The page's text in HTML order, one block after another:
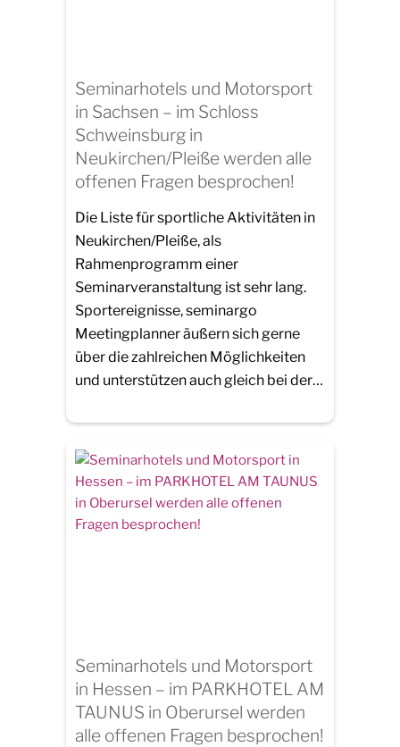
Seminarhotels und Motorsport
in Sachsen – im Schloss
Schweinsburg in
Neukirchen/Pleiße werden alle
offenen Fragen besprochen!
Die Liste für sportliche Aktivitäten in
Neukirchen/Pleiße, als
Rahmenprogramm einer
Seminarveranstaltung ist sehr lang.
Sportereignisse, seminargo
Meetingplanner äußern sich gerne
über die zahlreichen Möglichkeiten
und unterstützen auch gleich bei der…
Seminarhotels und Motorsport
in Hessen – im PARKHOTEL AM
TAUNUS in Oberursel werden
alle offenen Fragen besprochen!